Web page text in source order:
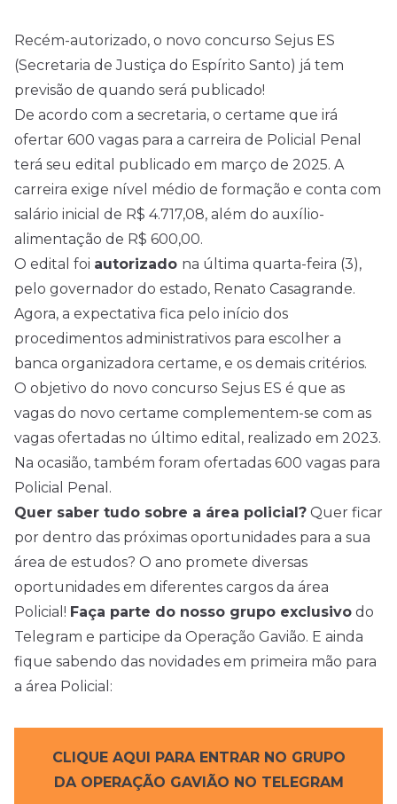
Recém-autorizado, o novo concurso Sejus ES
(Secretaria de Justiça do Espírito Santo) já tem
previsão de quando será publicado!
De acordo com a secretaria, o certame que irá
ofertar 600 vagas para a carreira de Policial Penal
terá seu edital publicado em março de 2025. A
carreira exige nível médio de formação e conta com
salário inicial de R$ 4.717,08, além do auxílio-
alimentação de R$ 600,00.
O edital foi autorizado na última quarta-feira (3),
pelo governador do estado, Renato Casagrande.
Agora, a expectativa fica pelo início dos
procedimentos administrativos para escolher a
banca organizadora certame, e os demais critérios.
O objetivo do novo concurso Sejus ES é que as
vagas do novo certame complementem-se com as
vagas ofertadas no último edital, realizado em 2023.
Na ocasião, também foram ofertadas 600 vagas para
Policial Penal.
Quer saber tudo sobre a área policial? Quer ficar
por dentro das próximas oportunidades para a sua
área de estudos? O ano promete diversas
oportunidades em diferentes cargos da área
Policial! Faça parte do nosso grupo exclusivo do
Telegram e participe da Operação Gavião. E ainda
fique sabendo das novidades em primeira mão para
a área Policial:
CLIQUE AQUI PARA ENTRAR NO GRUPO
DA OPERAÇÃO GAVIÃO NO TELEGRAM